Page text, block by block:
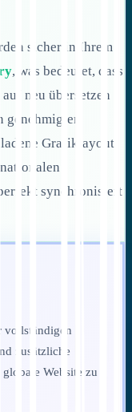
sicher in Ihrem
, was bedeutet, dass
neu übersetzen
Grafiklayout
synchronisiert
vollständigen
zusätzliche
Website zu